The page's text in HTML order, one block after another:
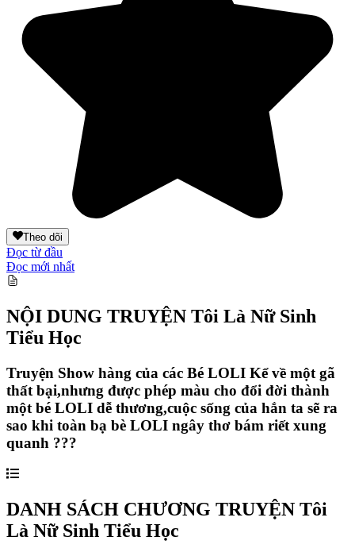
Theo dõi
Đọc từ đầu
Đọc mới nhất
NỘI DUNG TRUYỆN Tôi Là Nữ Sinh
Tiểu Học
Truyện Show hàng của các Bé LOLI Kể về một gã
thất bại,nhưng được phép màu cho đổi đời thành
một bé LOLI dễ thương,cuộc sống của hắn ta sẽ ra
sao khi toàn bạ bè LOLI ngây thơ bám riết xung
quanh ???
DANH SÁCH CHƯƠNG TRUYỆN Tôi
Là Nữ Sinh Tiểu Học